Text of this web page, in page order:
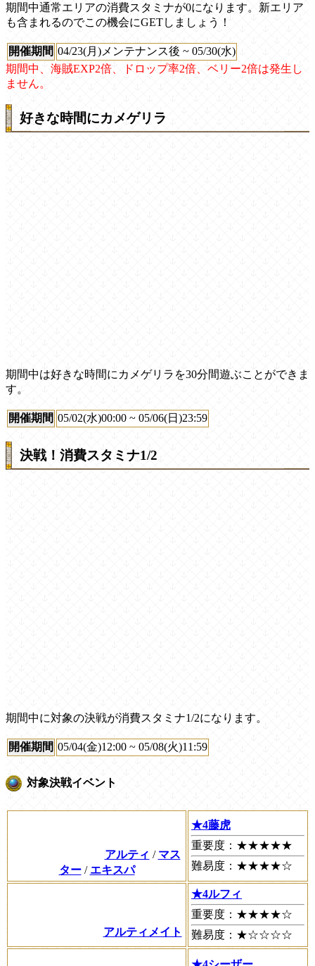
期間中通常エリアの消費スタミナが0になります。新エリア
も含まれるのでこの機会にGETしましょう！
開催期間 04/23(月)メンテナンス後 ~ 05/30(水)
期間中、海賊EXP2倍、ドロップ率2倍、ベリー2倍は発生し
ません。
好きな時間にカメゲリラ
期間中は好きな時間にカメゲリラを30分間遊ぶことができま
す。
開催期間 05/02(水)00:00 ~ 05/06(日)23:59
決戦！消費スタミナ1/2
期間中に対象の決戦が消費スタミナ1/2になります。
開催期間 05/04(金)12:00 ~ 05/08(火)11:59
対象決戦イベント
アルティ / マス
ター/ エキスパ
★4藤虎
重要度：★★★★★
難易度：★★★★☆
アルティメイト
★4ルフィ
重要度：★★★★☆
難易度：★☆☆☆☆